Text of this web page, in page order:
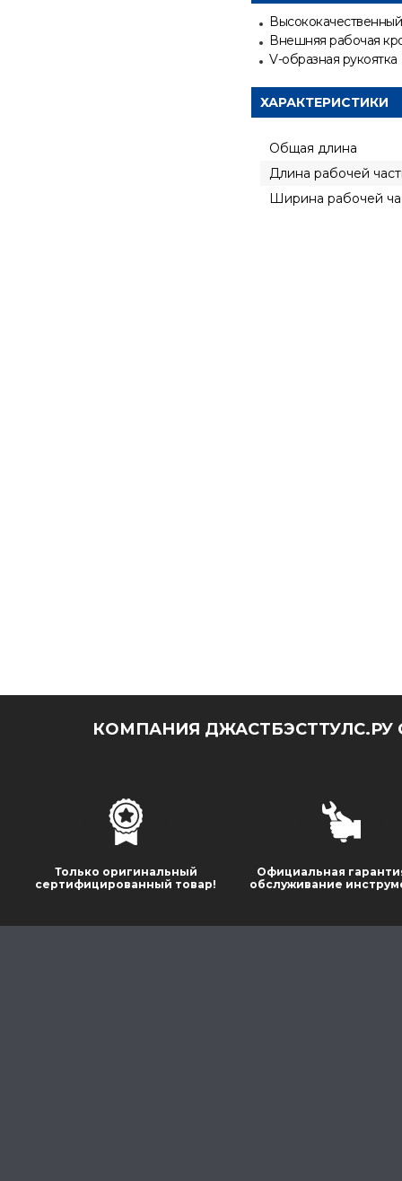
Внешняя рабочая
V-образная рукоятка
ХАРАКТЕРИСТИКИ
Общая длина
Длина рабочей
Ширина рабочей
КОМПАНИЯ
Только оригинальный
сертифицированный товар!
Официальная
обслуживание